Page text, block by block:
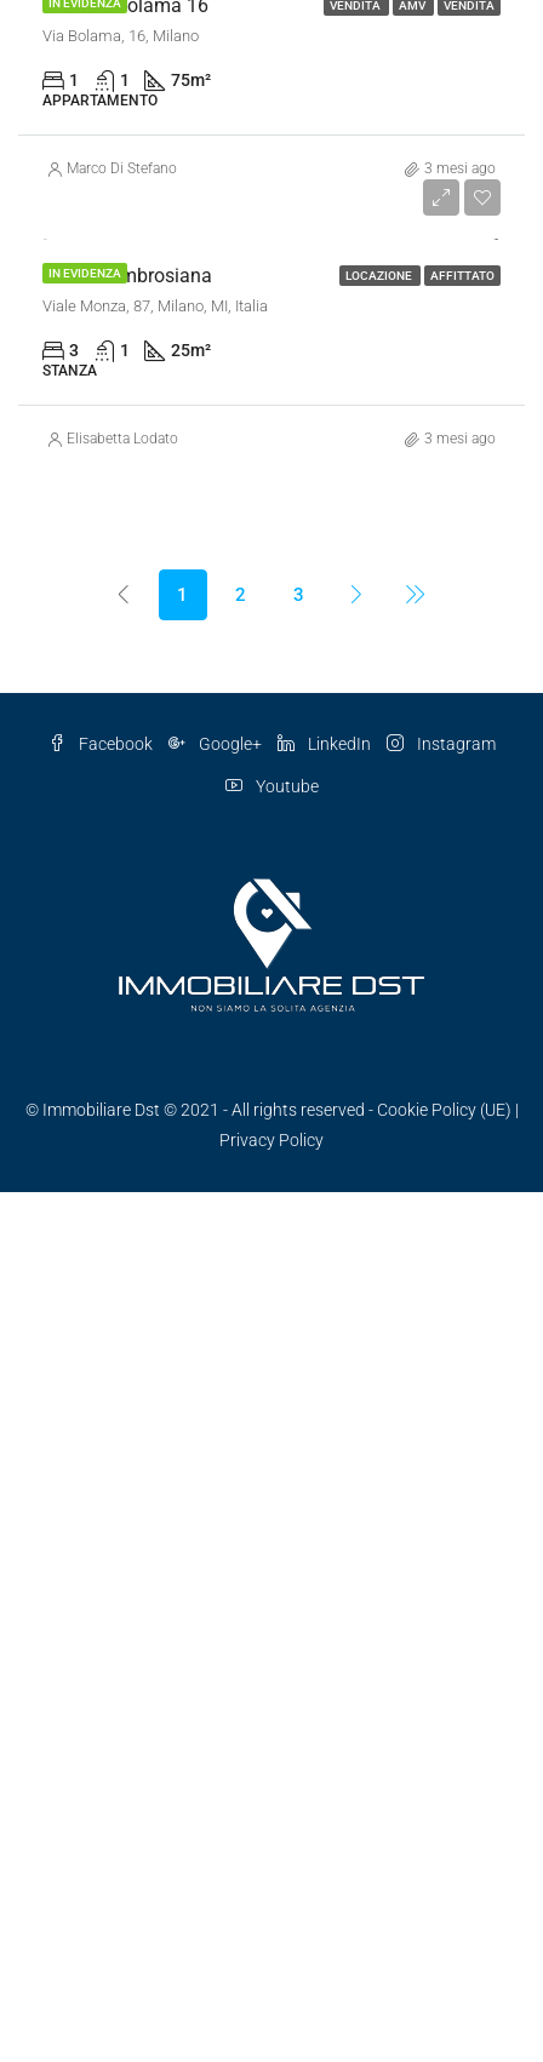
IN EVIDENZA VENDITA AMV VENDITA
Bilocale Bolama 16
Via Bolama, 16, Milano
1 1 75m²
APPARTAMENTO
Marco Di Stefano 3 mesi ago
IN EVIDENZA LOCAZIONE AFFITTATO
Stanza Ambrosiana
Viale Monza, 87, Milano, MI, Italia
3 1 25m²
STANZA
Elisabetta Lodato 3 mesi ago
1 2 3
Facebook Google+ LinkedIn Instagram
Youtube
© Immobiliare Dst © 2021 - All rights reserved - Cookie Policy (UE) |
Privacy Policy